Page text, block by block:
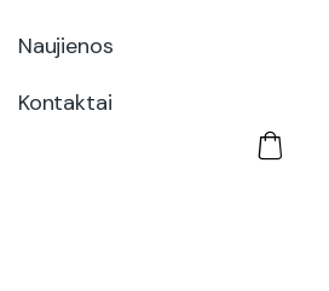
Naujienos
Kontaktai